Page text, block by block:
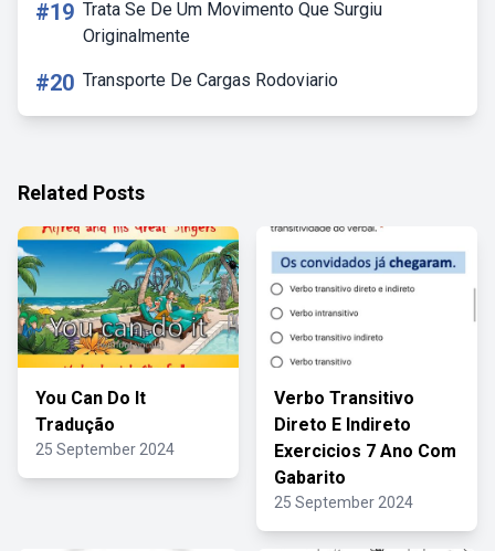
#19 Trata Se De Um Movimento Que Surgiu
Originalmente
#20 Transporte De Cargas Rodoviario
Related Posts
You Can Do It
Tradução
25 September 2024
Verbo Transitivo
Direto E Indireto
Exercicios 7 Ano Com
Gabarito
25 September 2024